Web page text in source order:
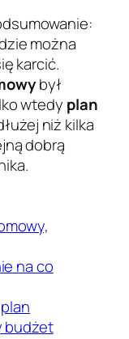
można
karcić.
był
wtedy plan
niż kilka
dobrą
na co
plan
budżet